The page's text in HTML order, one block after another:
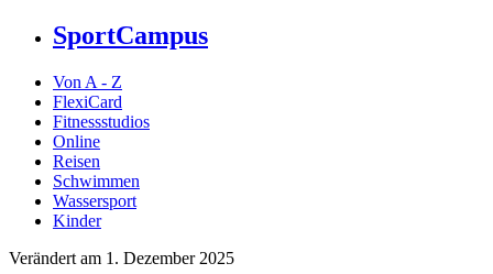
SportCampus
Von A - Z
FlexiCard
Fitnessstudios
Online
Reisen
Schwimmen
Wassersport
Kinder
Verändert am 1. Dezember 2025